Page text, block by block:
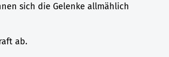
sich die Gelenke allmählich
ab.